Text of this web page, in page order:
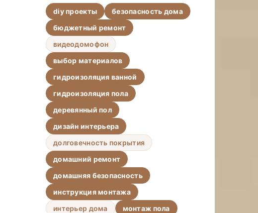
diy проекты
безопасность дома
бюджетный ремонт
видеодомофон
выбор материалов
гидроизоляция ванной
гидроизоляция пола
деревянный пол
дизайн интерьера
долговечность покрытия
домашний ремонт
домашняя безопасность
инструкция монтажа
интерьер дома
монтаж пола